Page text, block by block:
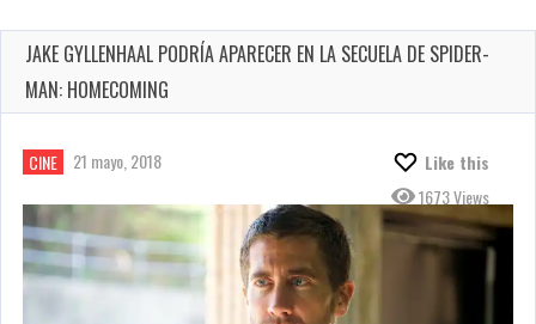
JAKE GYLLENHAAL PODRÍA APARECER EN LA SECUELA DE SPIDER-
MAN: HOMECOMING
CINE 21 mayo, 2018
Like this
1673 Views